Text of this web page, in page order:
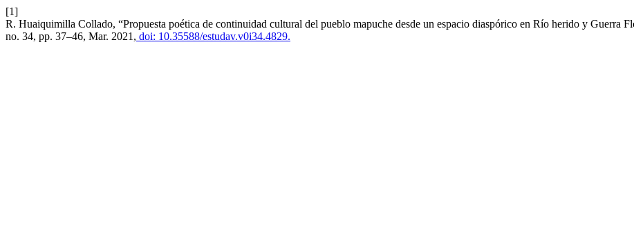
[1]
R. Huaiquimilla Collado, “Propuesta poética de continuidad cultural del pueblo mapuche desde un espacio diaspórico en Río herido y Guerra
no. 34, pp. 37–46, Mar. 2021, doi: 10.35588/estudav.v0i34.4829.